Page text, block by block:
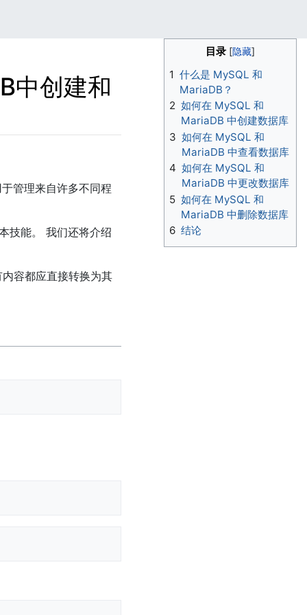
中创建和
管理来自许多不同程
技能。 我们还将介绍
容都应直接转换为其
目录
1 什么是 MySQL 和
MariaDB？
2 如何在 MySQL 和
MariaDB 中创建数据库
3 如何在 MySQL 和
MariaDB 中查看数据库
4 如何在 MySQL 和
MariaDB 中更改数据库
5 如何在 MySQL 和
MariaDB 中删除数据库
6 结论